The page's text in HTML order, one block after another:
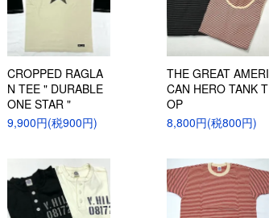
CROPPED RAGLA
N TEE " DURABLE
ONE STAR "
9,900円(税900円)
THE GREAT AMERI
CAN HERO TANK T
OP
8,800円(税800円)